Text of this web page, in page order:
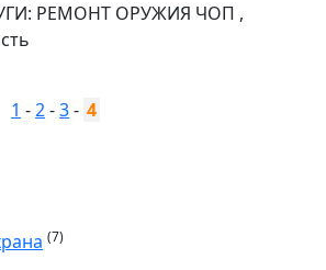
РЕМОНТ ОРУЖИЯ ЧОП ,
1 -2-3- 4
(7)